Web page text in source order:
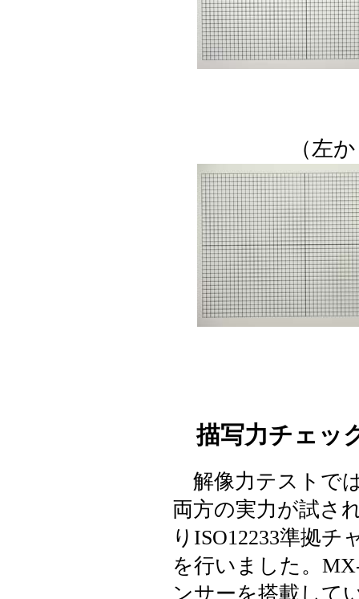
（左
描写力チェッ
解像力テストで
両方の実力が試さ
りISO12233準拠
を行いました。
ンサーを搭載して